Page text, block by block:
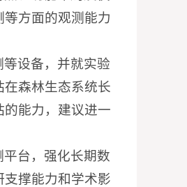
方面的观测能力
设备，并就实验
森林生态系统长
能力，建议进一
台，强化长期数
撑能力和学术影